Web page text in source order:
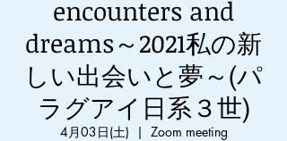
encounters and
dreams～2021私の新
しい出会いと夢～(パ
ラグアイ日系３世)
4月03日(土)
  |
Zoom meeting